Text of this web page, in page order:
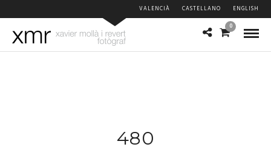
VALENCIÀ CASTELLANO ENGLISH
0
480